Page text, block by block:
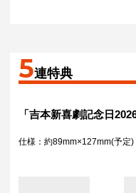
5連特典
「吉本新喜劇記念日
仕様：約89mm×127mm(予定)